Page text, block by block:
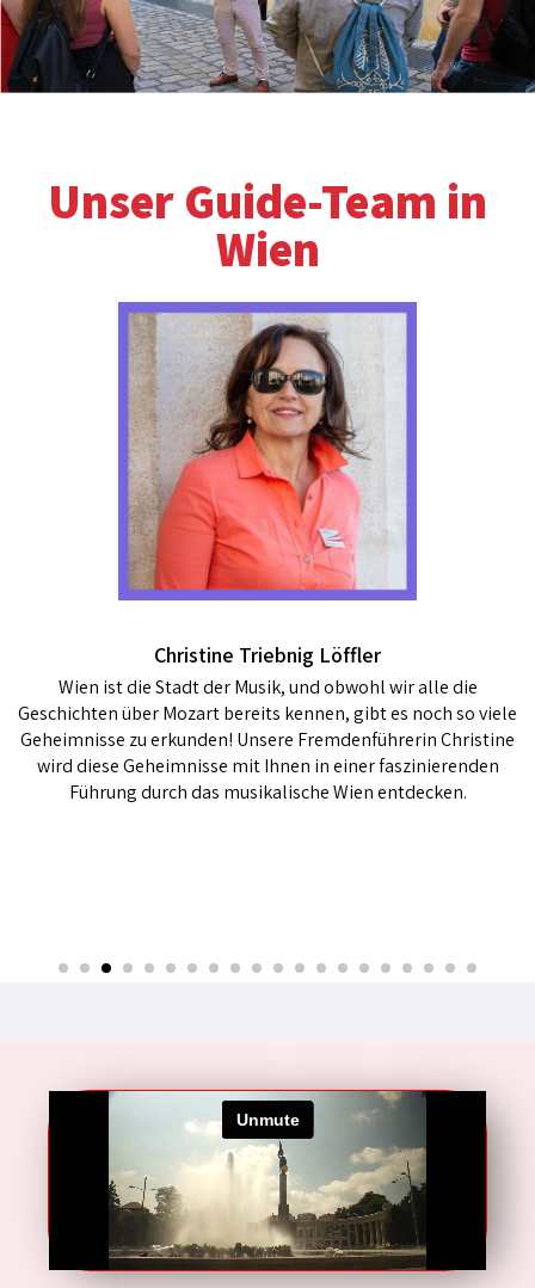
Unser Guide-Team in
Wien
Christine Triebnig Löffler
Wien ist die Stadt der Musik, und obwohl wir alle die
Geschichten über Mozart bereits kennen, gibt es noch so viele
Geheimnisse zu erkunden! Unsere Fremdenführerin Christine
wird diese Geheimnisse mit Ihnen in einer faszinierenden
Führung durch das musikalische Wien entdecken.